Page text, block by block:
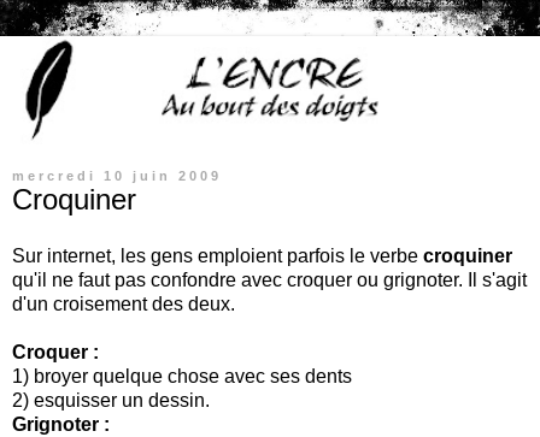
mercredi 10 juin 2009
Croquiner
Sur internet, les gens emploient parfois le verbe croquiner
qu'il ne faut pas confondre avec croquer ou grignoter. Il s'agit
d'un croisement des deux.
Croquer :
1) broyer quelque chose avec ses dents
2) esquisser un dessin.
Grignoter :